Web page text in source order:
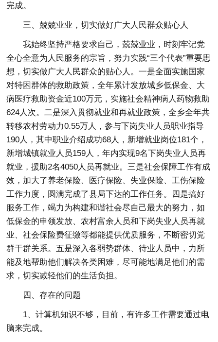
完成。
三、兢兢业业，切实做好广大人民群众贴心人
我始终坚持严格要求自己，兢兢业业，时刻牢记党
全心全意为人民服务的宗旨，努力实践“三个代表”重要思
想，切实做广大人民群众的贴心人。一是全面实施国家
对特困群体的救助政策，全年累计发放城乡低保金、大
病医疗救助资金近100万元，实施社会精神病人药物救助
624人次。二是深入贯彻就业和再就业政策，全乡全年共
转移农村劳动力0.55万人，参与下岗失业人员职业指导
190人，其中职业介绍成功68人，新增就业岗位181个，
新增城镇就业人员159人，年内实现9名下岗失业人员再
就业，援助2名4050人员再就业。三是社会保障工作有成
效，加大了养老保险、医疗保险、失业保险、工伤保险
工作力度，圆满完成了县局下达的工作任务。四是搞好
服务工作，竭力为构建和谐社会尽自己最大的努力，如
低保金的申领发放、农村富余人员和下岗失业人员再就
业、社会保险费征缴等都能提供优质服务，不断密切党
群干群关系。五是深入各弱势群体、待业人员中，力所
能及地帮助他们解决各类困难，尽可能地满足他们的需
求，切实减轻他们的生活负担。
四、存在的问题
1、计算机知识不够，目前，有许多工作需要通过电
脑来完成。